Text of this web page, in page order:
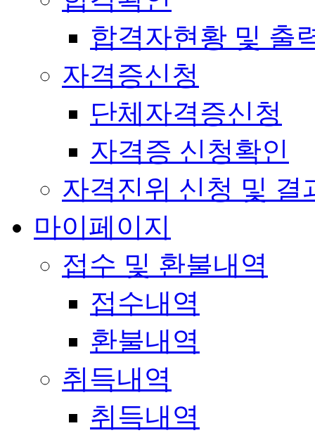
합격자현황 및 출
자격증신청
단체자격증신청
자격증 신청확인
자격진위 신청 및 결
마이페이지
접수 및 환불내역
접수내역
환불내역
취득내역
취득내역